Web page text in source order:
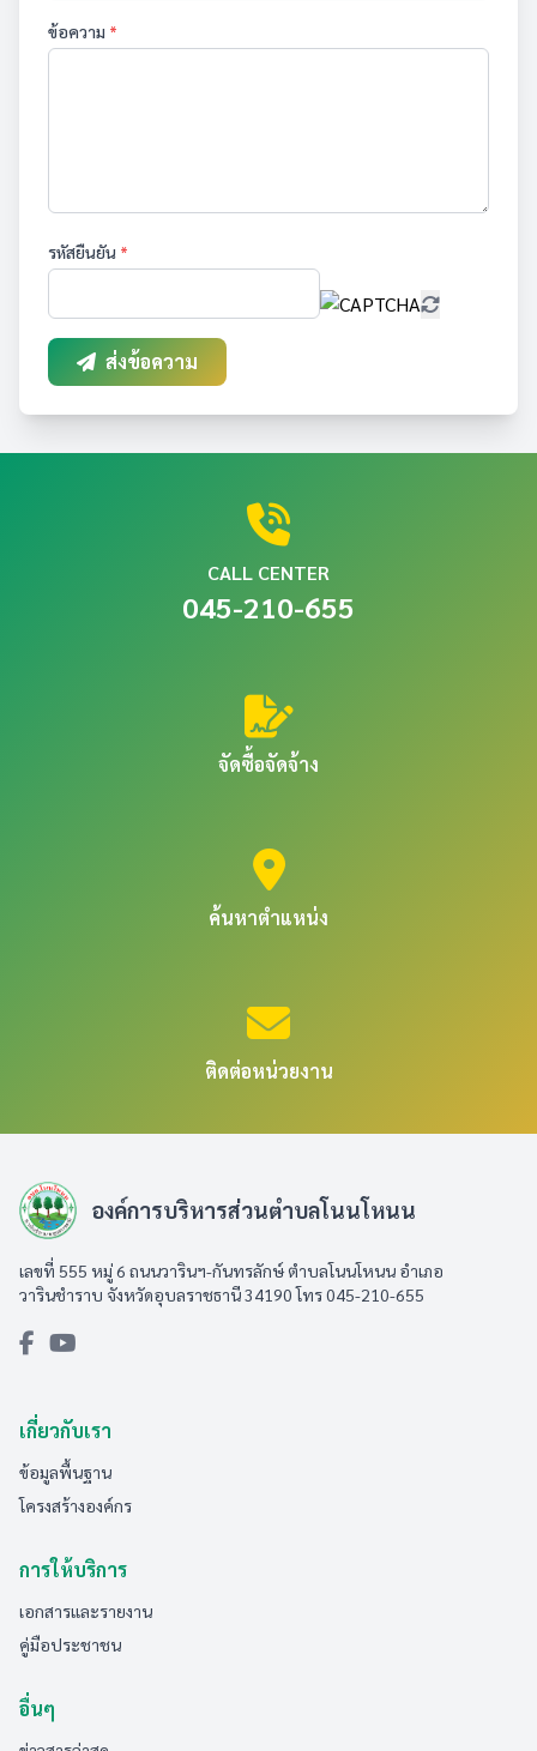
ข้อความ *
รหัสยืนยัน *
ส่งข้อความ
CALL CENTER
045-210-655
จัดซื้อจัดจ้าง
ค้นหาตำแหน่ง
ติดต่อหน่วยงาน
องค์การบริหารส่วนตำบลโนนโหนน
เลขที่ 555 หมู่ 6 ถนนวารินฯ-กันทรลักษ์ ตำบลโนนโหนน อำเภอ
วารินชำราบ จังหวัดอุบลราชธานี 34190 โทร 045-210-655
เกี่ยวกับเรา
ข้อมูลพื้นฐาน
โครงสร้างองค์กร
การให้บริการ
เอกสารและรายงาน
คู่มือประชาชน
อื่นๆ